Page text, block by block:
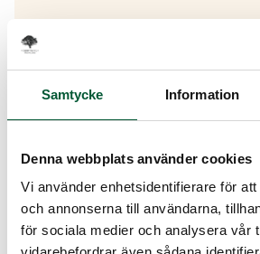
Samtycke Information
Denna webbplats använder cookies
Vi använder enhetsidentifierare för
och annonserna till användarna,
för sociala medier och analysera vår
Se vår guide om att arbeta